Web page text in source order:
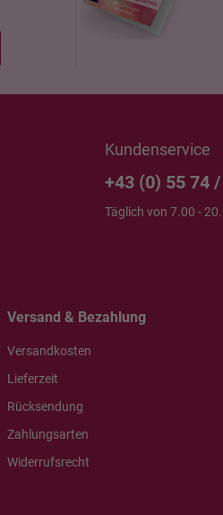
Kundenservice
+43 (0) 55 74
Täglich von 7.00 -
Versand & Bezahlung
Versandkosten
Lieferzeit
Rücksendung
Zahlungsarten
Widerrufsrecht